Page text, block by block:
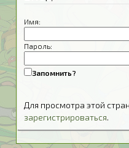
Имя:
Пароль:
Запомнить?
Для просмотра этой
зарегистрироваться.